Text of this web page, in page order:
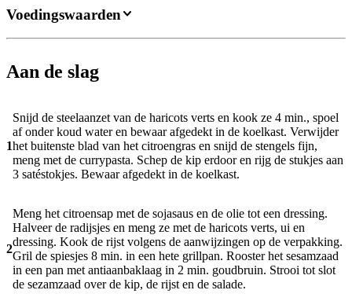
Aan de slag
1
Snijd de steelaanzet van de haricots verts en kook ze 4 min., spoel
af onder koud water en bewaar afgedekt in de koelkast. Verwijder
het buitenste blad van het citroengras en snijd de stengels fijn,
meng met de currypasta. Schep de kip erdoor en rijg de stukjes aan
3 satéstokjes. Bewaar afgedekt in de koelkast.
2
Meng het citroensap met de sojasaus en de olie tot een dressing.
Halveer de radijsjes en meng ze met de haricots verts, ui en
dressing. Kook de rijst volgens de aanwijzingen op de verpakking.
Gril de spiesjes 8 min. in een hete grillpan. Rooster het sesamzaad
in een pan met antiaanbaklaag in 2 min. goudbruin. Strooi tot slot
de sezamzaad over de kip, de rijst en de salade.
Voedingswaarden